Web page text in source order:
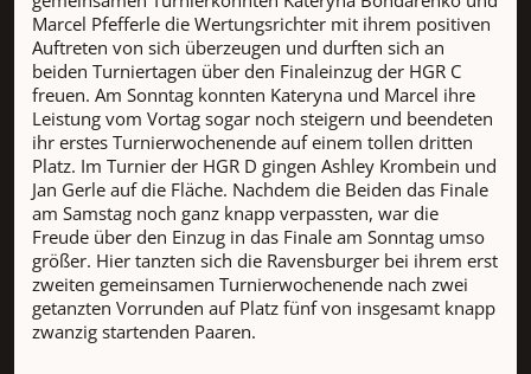
Marcel Pfefferle die Wertungsrichter mit ihrem positiven
Auftreten von sich überzeugen und durften sich an
beiden Turniertagen über den Finaleinzug der HGR C
freuen. Am Sonntag konnten Kateryna und Marcel ihre
Leistung vom Vortag sogar noch steigern und beendeten
ihr erstes Turnierwochenende auf einem tollen dritten
Platz. Im Turnier der HGR D gingen Ashley Krombein und
Jan Gerle auf die Fläche. Nachdem die Beiden das Finale
am Samstag noch ganz knapp verpassten, war die
Freude über den Einzug in das Finale am Sonntag umso
größer. Hier tanzten sich die Ravensburger bei ihrem erst
zweiten gemeinsamen Turnierwochenende nach zwei
getanzten Vorrunden auf Platz fünf von insgesamt knapp
zwanzig startenden Paaren.